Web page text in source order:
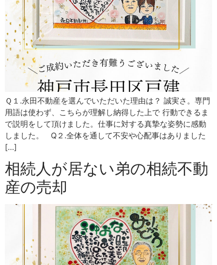
Ｑ１.永田不動産を選んでいただいた理由は？ 誠実さ。専門
用語は使わず、こちらが理解し納得した上で 行動できるま
で説明をして頂けました。仕事に対する真摯な姿勢に感動
しました。 Q２.全体を通して不安や心配事はありました
[…]
相続人が居ない弟の相続不動
産の売却